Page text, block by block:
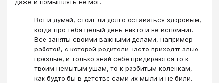
даже и помышлять не мог.
Вот и думай, стоит ли долго оставаться здоровым,
когда про тебя целый день никто и не вспомнит.
Все заняты своими важными делами, например
работой, с которой родители часто приходят злые-
презлые, и только знай себе придираются то к
твоим немытым ушам, то к разбитым коленкам,
как будто бы в детстве сами их мыли и не били.